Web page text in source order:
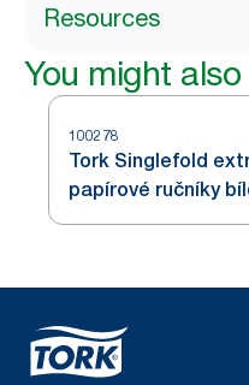
Resources
You might
100278
Tork Singlefold
papírové ručníky